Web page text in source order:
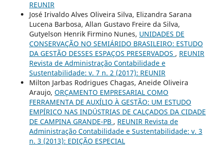
REUNIR
José Irivaldo Alves Oliveira Silva, Elizandra Sarana
Lucena Barbosa, Allan Gustavo Freire da Silva,
Gutyelson Henrik Firmino Nunes, UNIDADES DE
CONSERVAÇÃO NO SEMIÁRIDO BRASILEIRO: ESTUDO
DA GESTÃO DESSES ESPAÇOS PRESERVADOS , REUNIR
Revista de Administração Contabilidade e
Sustentabilidade: v. 7 n. 2 (2017): REUNIR
Milton Jarbas Rodrigues Chagas, Aneide Oliveira
Araujo, ORÇAMENTO EMPRESARIAL COMO
FERRAMENTA DE AUXÍLIO À GESTÃO: UM ESTUDO
EMPÍRICO NAS INDÚSTRIAS DE CALÇADOS DA CIDADE
DE CAMPINA GRANDE-PB , REUNIR Revista de
Administração Contabilidade e Sustentabilidade: v. 3
n. 3 (2013): EDIÇÃO ESPECIAL